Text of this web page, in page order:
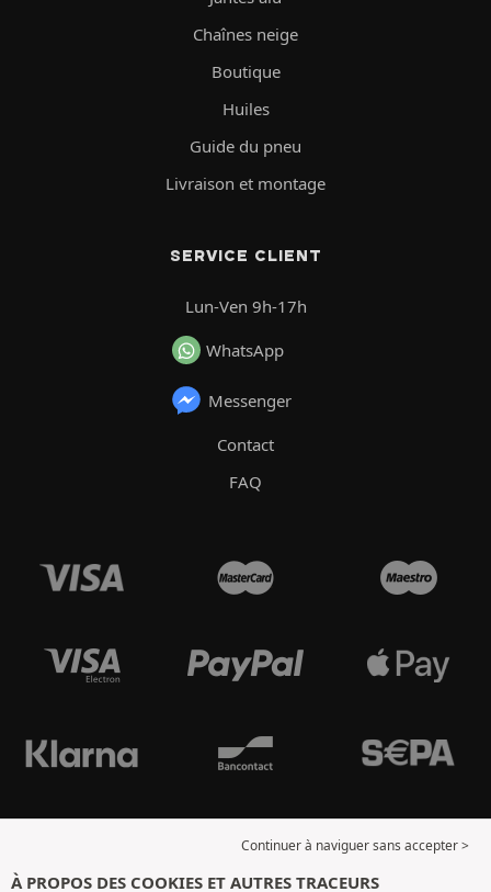
Chaînes neige
Boutique
Huiles
Guide du pneu
Livraison et montage
SERVICE CLIENT
Lun-Ven 9h-17h
WhatsApp
Messenger
Contact
FAQ
Continuer à naviguer sans accepter >
À PROPOS DES COOKIES ET AUTRES TRACEURS